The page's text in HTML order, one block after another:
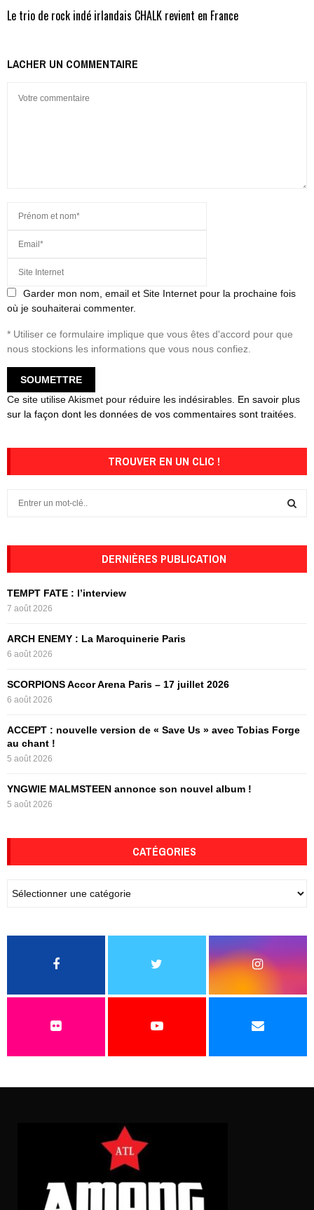
Le trio de rock indé irlandais CHALK revient en France
LACHER UN COMMENTAIRE
Garder mon nom, email et Site Internet pour la prochaine fois
où je souhaiterai commenter.
* Utiliser ce formulaire implique que vous êtes d'accord pour que
nous stockions les informations que vous nous confiez.
Ce site utilise Akismet pour réduire les indésirables. En savoir plus
sur la façon dont les données de vos commentaires sont traitées
TROUVER EN UN CLIC !
o
r
DERNIÈRES PUBLICATION
TEMPT FATE : l’interview
7 août 2026
ARCH ENEMY : La Maroquinerie Paris
6 août 2026
SCORPIONS Accor Arena Paris – 17 juillet 2026
6 août 2026
ACCEPT : nouvelle version de « Save Us » avec Tobias Forge
au chant !
5 août 2026
YNGWIE MALMSTEEN annonce son nouvel album !
5 août 2026
CATÉGORIES